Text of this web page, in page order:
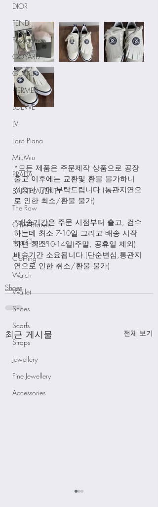
DIOR
FENDI
Ferragamo
GOYARD
GUCCI
HERMES
LOEWE
LV
Loro Piana
MiuMiu
PRADA
SAINT LAUENT
The Row
Other Brands
Bag Charms
Clothing
Watch
Wallet
Shoes
Scarfs
Straps
Jewellery
Fine Jewellery
Accessories
*모든 제품은 주문제작 상품으로 공장
출고 이후에는 교환및 환불 불가하니
신중한 구매 부탁드립니다 (통관지연으
로 인한 최소/환불 불가)
*배송기간은 주문 시점부터 출고, 검수
하는데 최소 7-10일 그리고 배송 시작
하면 최소10-14일(주말, 공휴일 제외)
배송기간 소요됩니다.(단순변심,통관지
연으로 인한 취소/환불 불가)
Shoes
최근 게시물 전체 보기